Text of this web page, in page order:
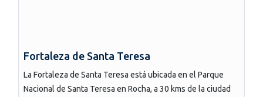
Fortaleza de Santa Teresa
La Fortaleza de Santa Teresa está ubicada en el Parque
Nacional de Santa Teresa en Rocha, a 30 kms de la ciudad